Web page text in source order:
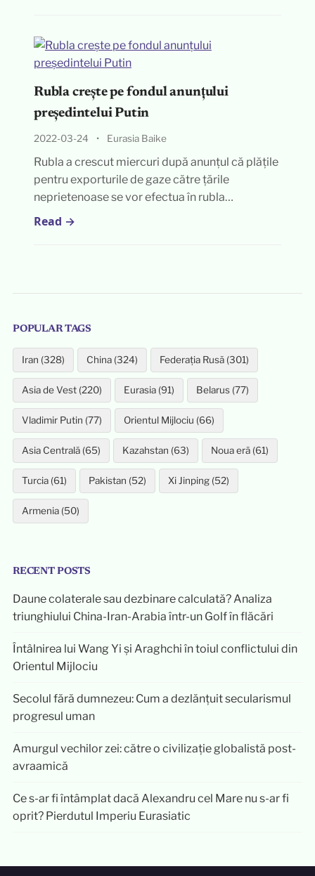
Rubla crește pe fondul anunțului
președintelui Putin
2022-03-24 • Eurasia Baike
Rubla a crescut miercuri după anunțul că plățile
pentru exporturile de gaze către țările
neprietenoase se vor efectua în rubla…
Read →
POPULAR TAGS
Iran (328) China (324) Federația Rusă (301)
Asia de Vest (220) Eurasia (91) Belarus (77)
Vladimir Putin (77) Orientul Mijlociu (66)
Asia Centrală (65) Kazahstan (63) Noua eră (61)
Turcia (61) Pakistan (52) Xi Jinping (52)
Armenia (50)
RECENT POSTS
Daune colaterale sau dezbinare calculată? Analiza
triunghiului China-Iran-Arabia într-un Golf în flăcări
Întâlnirea lui Wang Yi și Araghchi în toiul conflictului din
Orientul Mijlociu
Secolul fără dumnezeu: Cum a dezlănțuit secularismul
progresul uman
Amurgul vechilor zei: către o civilizație globalistă post-
avraamică
Ce s-ar fi întâmplat dacă Alexandru cel Mare nu s-ar fi
oprit? Pierdutul Imperiu Eurasiatic